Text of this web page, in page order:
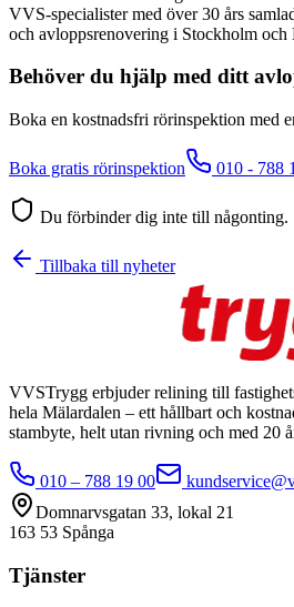
VVS-specialister med över 30 års
och avloppsrenovering i Stockholm och
Behöver du hjälp med ditt
Boka en kostnadsfri rörinspektion med
Boka gratis rörinspektion 010 - 788
Du förbinder dig inte till någonting.
Tillbaka till nyheter
VVSTrygg erbjuder relining till
hela Mälardalen – ett hållbart och
stambyte, helt utan rivning och med 20
010 – 788 19 00
Domnarvsgatan 33, lokal 21
163 53 Spånga
Tjänster